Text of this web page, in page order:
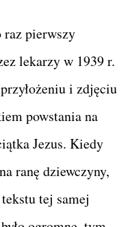
raz pierwszy
lekarzy w 1939 r.
i zdjęciu
powstania na
Jezus. Kiedy
ranę dziewczyny,
tej samej